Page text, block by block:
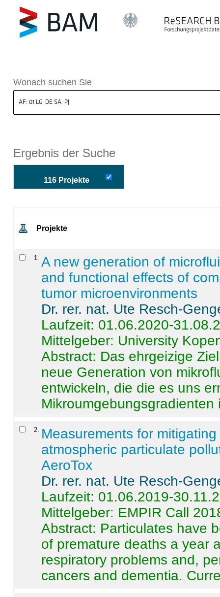
BAM
Wonach suchen Sie
Ergebnis der Suche
116 Projekte
Projekte
1
A new generation of
and functional effects of
tumor microenvironments
Dr. rer. nat. Ute Resch-
Laufzeit: 01.06.2020-
Mittelgeber: University
Abstract: Das ehrgeizige
neue Generation von
entwickeln, die die es uns
Mikroumgebungsgradienten
2
Measurements for
atmospheric particulate
AeroTox
Dr. rer. nat. Ute Resch-
Laufzeit: 01.06.2019-
Mittelgeber: EMPIR Call
Abstract: Particulates have
of premature deaths a year
respiratory problems and,
cancers and dementia.